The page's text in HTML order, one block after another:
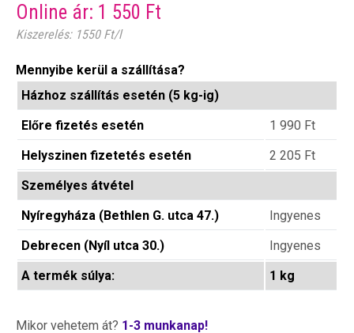
Online ár: 1 550 Ft
Kiszerelés: 1550 Ft/l
Mennyibe kerül a szállítása?
Házhoz szállítás esetén (5 kg-ig)
Előre fizetés esetén
1 990 Ft
Helyszinen fizetetés esetén
2 205 Ft
Személyes átvétel
Nyíregyháza (Bethlen G. utca 47.)
Ingyenes
Debrecen (Nyíl utca 30.)
Ingyenes
A termék súlya:
1 kg
Mikor vehetem át? 1-3 munkanap!